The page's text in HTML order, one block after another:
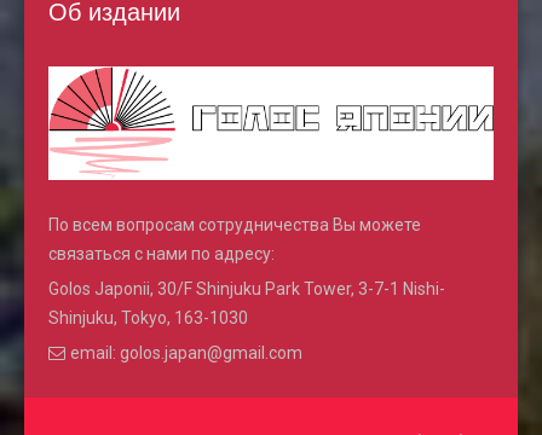
Об издании
По всем вопросам сотрудничества Вы можете
связаться с нами по адресу:
Golos Japonii, 30/F Shinjuku Park Tower, 3-7-1 Nishi-
Shinjuku, Tokyo, 163-1030
email: golos.japan@gmail.com